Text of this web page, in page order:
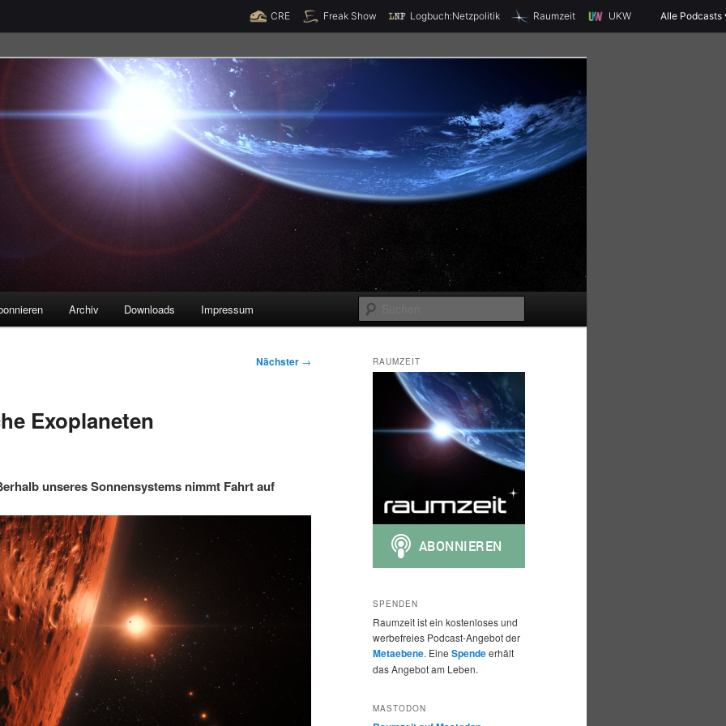
Spende jetzt!
CRE Freak Show Logbuch:Netzpolitik Raumzeit UKW Alle Podcasts
u
Archiv Downloads Impressum
Nächster →
Exoplaneten
unseres Sonnensystems nimmt Fahrt auf
RAUMZEIT
SPENDEN
Raumzeit ist ein kostenloses und
werbefreies Podcast-Angebot der
Metaebene. Eine Spendeerhält
das Angebot am Leben.
MASTODON